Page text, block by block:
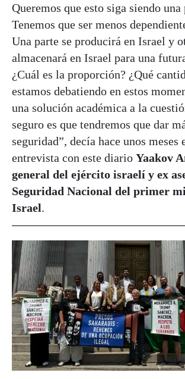
Queremos que esto siga siendo
Tenemos que ser menos
Una parte se producirá en Israel y
almacenará en Israel para una
¿Cuál es la proporción? ¿Qué
estamos debatiendo en estos
una solución académica a la
seguro es que tendremos que dar
seguridad”, decía hace unos meses
entrevista con este diario Yaakov
general del ejército israelí y ex
Seguridad Nacional del primer
Israel.